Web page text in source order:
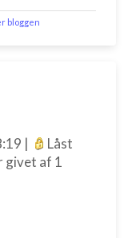
bloggen
|
Låst
givet af 1